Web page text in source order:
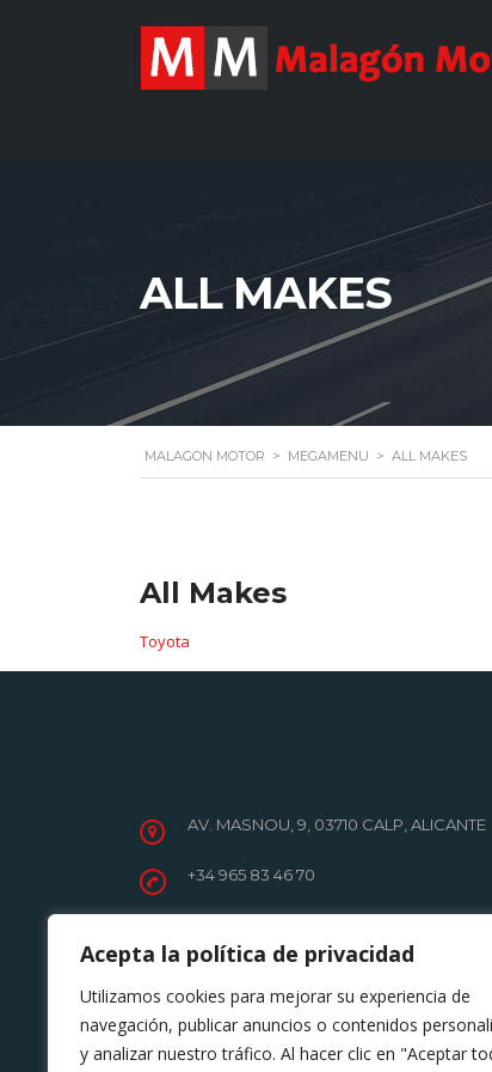
Acepta la política de privacidad
Utilizamos cookies para mejorar su experiencia de
navegación, publicar anuncios o contenidos
y analizar nuestro tráfico. Al hacer clic en "Aceptar
ALL MAKES
MALAGON MOTOR > MEGAMENU > ALL MAKES
All Makes
Toyota
AV. MASNOU, 9, 03710 CALP, ALICANTE
+34 965 83 46 70
CERRADO POR VACACIONES DEL 22 AL
DICIEMBRE (ambos incluidos)